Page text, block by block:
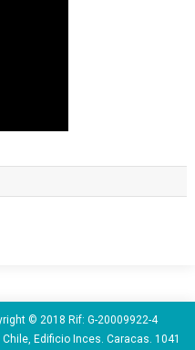
© 2018 Rif: G-20009922-4
Edificio Inces. Caracas. 1041